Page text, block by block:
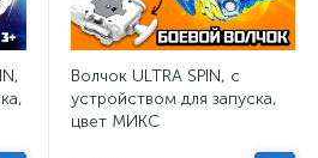
Волчок ULTRA SPIN, с
устройством для запуска,
цвет МИКС